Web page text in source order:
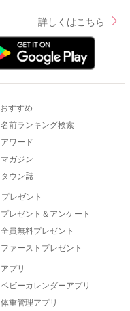
詳しくはこちら
おすすめ
名前ランキング検索
アワード
マガジン
タウン誌
プレゼント
プレゼント＆アンケート
全員無料プレゼント
ファーストプレゼント
アプリ
ベビーカレンダーアプリ
体重管理アプリ